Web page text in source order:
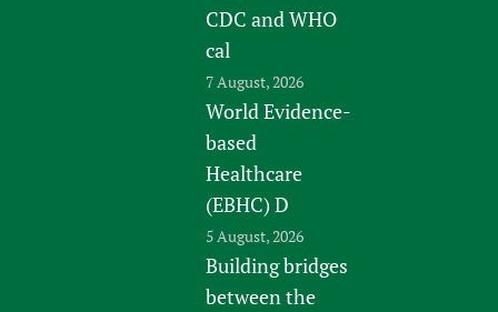
CDC and WHO
cal
7 August, 2026
World Evidence-
based
Healthcare
(EBHC) D
5 August, 2026
Building bridges
between the